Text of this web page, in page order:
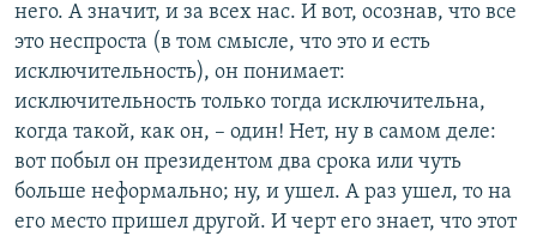
него. А значит, и за всех нас. И вот, осознав, что все
это неспроста (в том смысле, что это и есть
исключительность), он понимает:
исключительность только тогда исключительна,
когда такой, как он, – один! Нет, ну в самом деле:
вот побыл он президентом два срока или чуть
больше неформально; ну, и ушел. А раз ушел, то на
его место пришел другой. И черт его знает, что этот